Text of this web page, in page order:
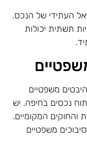
העתידי של הנכס.
תשתית יכולות
משפטיים
נכסים בחיפה. יש
המקומיים.
משפטיים